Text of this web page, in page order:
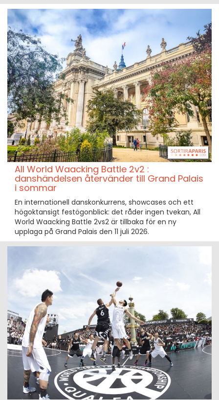
All World Waacking Battle 2v2 :
danshändelsen återvänder till Grand Palais
i sommar
En internationell danskonkurrens, showcases och ett
högoktansigt festögonblick: det råder ingen tvekan, All
World Waacking Battle 2vs2 är tillbaka för en ny
upplaga på Grand Palais den 11 juli 2026.